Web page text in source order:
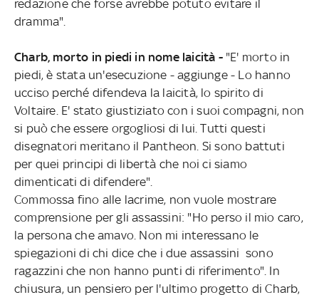
redazione che forse avrebbe potuto evitare il
dramma".
Charb, morto in piedi in nome laicità -"E' morto in
piedi, è stata un'esecuzione - aggiunge - Lo hanno
ucciso perché difendeva la laicità, lo spirito di
Voltaire. E' stato giustiziato con i suoi compagni, non
si può che essere orgogliosi di lui. Tutti questi
disegnatori meritano il Pantheon. Si sono battuti
per quei principi di libertà che noi ci siamo
dimenticati di difendere".
Commossa fino alle lacrime, non vuole mostrare
comprensione per gli assassini: "Ho perso il mio caro,
la persona che amavo. Non mi interessano le
spiegazioni di chi dice che i due assassini sono
ragazzini che non hanno punti di riferimento". In
chiusura, un pensiero per l'ultimo progetto di Charb,